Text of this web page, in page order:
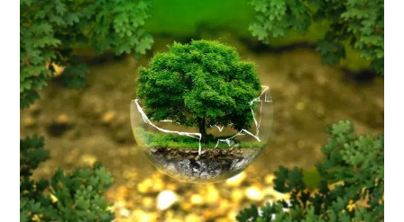
Las cadenas alimentarias son fundamentales para
mantener el equilibrio ecológico.